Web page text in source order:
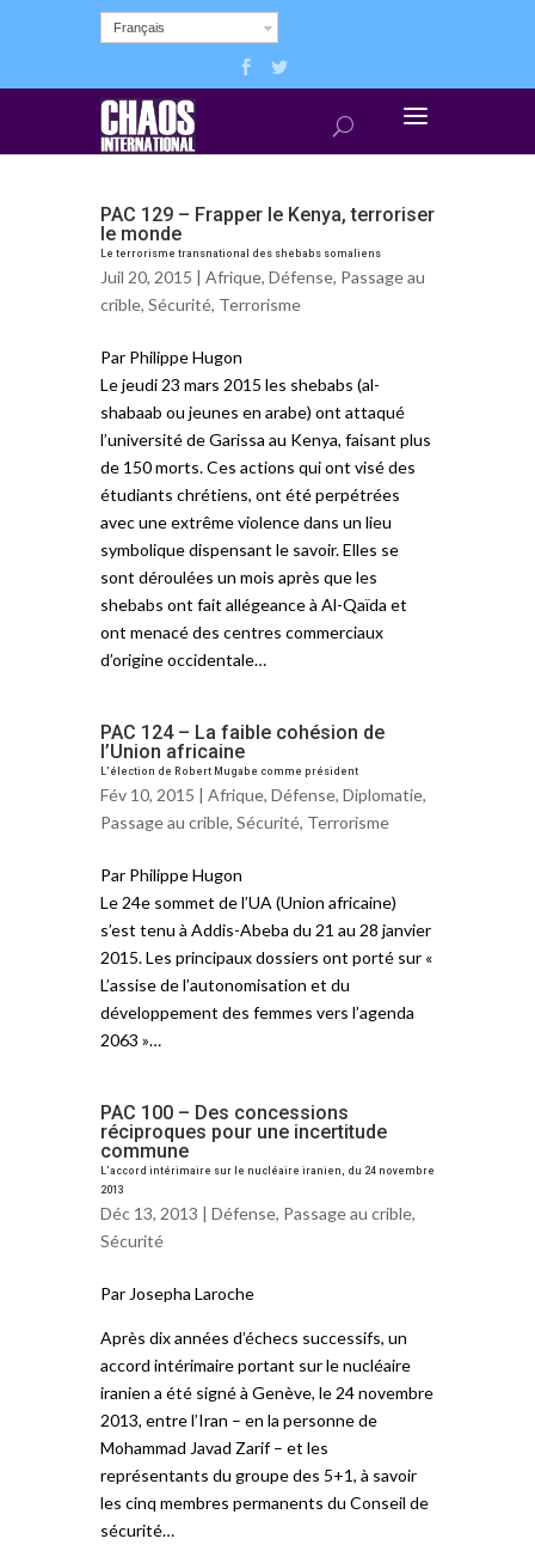
Français
PAC 129 – Frapper le Kenya, terroriser
le monde
Le terrorisme transnational des shebabs somaliens
Juil 20, 2015 | Afrique, Défense, Passage au
crible, Sécurité, Terrorisme
Par Philippe Hugon
Le jeudi 23 mars 2015 les shebabs (al-
shabaab ou jeunes en arabe) ont attaqué
l’université de Garissa au Kenya, faisant plus
de 150 morts. Ces actions qui ont visé des
étudiants chrétiens, ont été perpétrées
avec une extrême violence dans un lieu
symbolique dispensant le savoir. Elles se
sont déroulées un mois après que les
shebabs ont fait allégeance à Al-Qaïda et
ont menacé des centres commerciaux
d’origine occidentale…
PAC 124 – La faible cohésion de
l’Union africaine
L’élection de Robert Mugabe comme président
Fév 10, 2015 | Afrique, Défense, Diplomatie,
Passage au crible, Sécurité, Terrorisme
Par Philippe Hugon
Le 24e sommet de l’UA (Union africaine)
s’est tenu à Addis-Abeba du 21 au 28 janvier
2015. Les principaux dossiers ont porté sur «
L’assise de l’autonomisation et du
développement des femmes vers l’agenda
2063 »…
PAC 100 – Des concessions
réciproques pour une incertitude
commune
L’accord intérimaire sur le nucléaire iranien, du 24 novembre
2013
Déc 13, 2013 | Défense, Passage au crible,
Sécurité
Par Josepha Laroche
Après dix années d’échecs successifs, un
accord intérimaire portant sur le nucléaire
iranien a été signé à Genève, le 24 novembre
2013, entre l’Iran – en la personne de
Mohammad Javad Zarif – et les
représentants du groupe des 5+1, à savoir
les cinq membres permanents du Conseil de
sécurité…